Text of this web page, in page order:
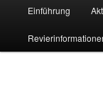
Einführung